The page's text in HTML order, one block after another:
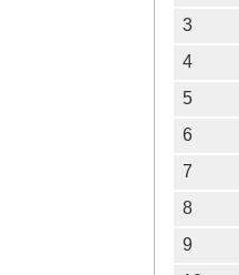
3
4
5
6
7
8
9